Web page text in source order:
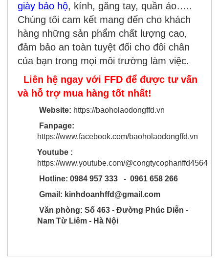
giày bảo hộ, kính, găng tay, quần áo…..
Chúng tôi cam kết mang đến cho khách
hàng những sản phẩm chất lượng cao,
đảm bảo an toàn tuyệt đối cho đôi chân
của bạn trong mọi môi trường làm việc.
Liên hệ ngay với FFD để được tư vấn
và hỗ trợ mua hàng tốt nhất!
Website: https://baoholaodongffd.vn
Fanpage:
https://www.facebook.com/baoholaodongffd.vn
Youtube :
https://www.youtube.com/@congtycophanffd4564
Hotline: 0984 957 333 - 0961 658 266
Gmail: kinhdoanhffd@gmail.com
Văn phòng: Số 463 - Đường Phúc Diễn -
Nam Từ Liêm - Hà Nội